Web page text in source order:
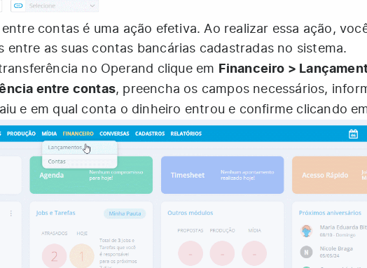
contas é uma ação efetiva. Ao realizar essa ação,
entre as suas contas bancárias cadastradas no sistema.
no Operand clique em Financeiro >
entre contas, preencha os campos necessários,
e em qual conta o dinheiro entrou e confirme clicando